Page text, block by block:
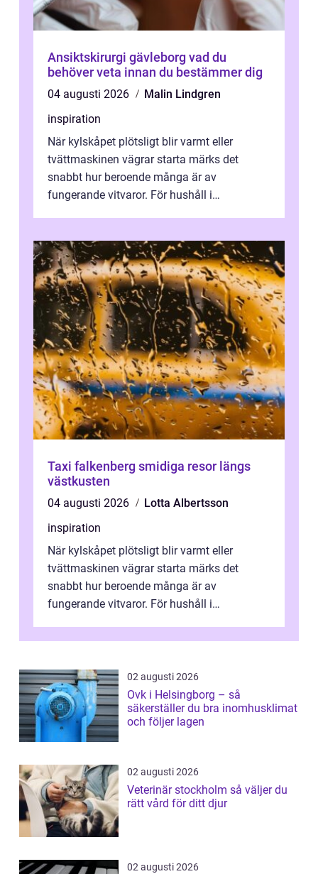
Ansiktskirurgi gävleborg vad du
behöver veta innan du bestämmer dig
04 augusti 2026
Malin Lindgren
inspiration
När kylskåpet plötsligt blir varmt eller
tvättmaskinen vägrar starta märks det
snabbt hur beroende många är av
fungerande vitvaror. För hushåll i
Taxi falkenberg smidiga resor längs
västkusten
04 augusti 2026
Lotta Albertsson
inspiration
När kylskåpet plötsligt blir varmt eller
tvättmaskinen vägrar starta märks det
snabbt hur beroende många är av
fungerande vitvaror. För hushåll i
vitvaruservice en...
02 augusti 2026
Ovk i Helsingborg – så
säkerställer du bra inomhusklimat
och följer lagen
02 augusti 2026
Veterinär stockholm så väljer du
rätt vård för ditt djur
02 augusti 2026